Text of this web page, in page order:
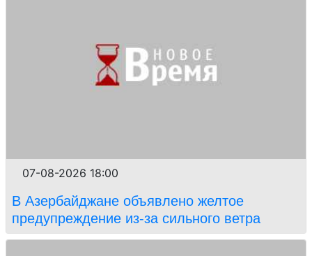
07-08-2026 18:00
В Азербайджане объявлено желтое
предупреждение из-за сильного ветра